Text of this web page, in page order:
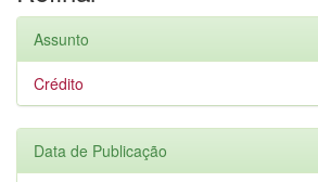
Assunto
Crédito
Data de Publicação